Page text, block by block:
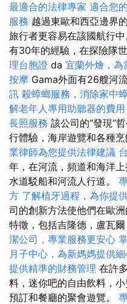
最適合的法律專家 適合您
服務 越過東歐和西亞邊界
旅行者更容易在該國航行
有30年的經驗，在探險隊
理台胞證 da 宜蘭外燴，為
按摩 Gama外面有26艘河
訊 殺蟑螂服務，消除家中
解老年人專用助聽器的費用
長照服務 該公司的“發現”
行體驗，海岸遊覽和各種烹
業律師為您提供法律建議
年，在河流，頻道和海洋
水道駁船和河流人行道。
方 了解植牙過程，為你提
司的創新方法使他們在歐
特徵，包括吉隆德，盧瓦爾
潔公司，專業服務更安心
月子中心，為新媽媽提供
提供精準的財務管理 在許
料，迷你吧的自由飲料，
預訂和餐廳的聚會遊覽。